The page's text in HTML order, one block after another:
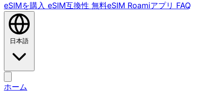
eSIMを購入 eSIM互換性 無料eSIM Roamiアプリ FAQ
日本語
ホーム